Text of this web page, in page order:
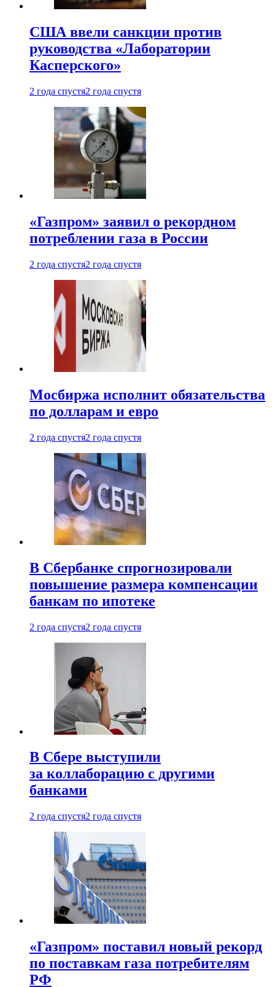
США ввели санкции против
руководства «Лаборатории
Касперского»
2 года спустя2 года спустя
«Газпром» заявил о рекордном
потреблении газа в России
2 года спустя2 года спустя
Мосбиржа исполнит обязательства
по долларам и евро
2 года спустя2 года спустя
В Сбербанке спрогнозировали
повышение размера компенсации
банкам по ипотеке
2 года спустя2 года спустя
В Сбере выступили
за коллаборацию с другими
банками
2 года спустя2 года спустя
«Газпром» поставил новый рекорд
по поставкам газа потребителям
РФ